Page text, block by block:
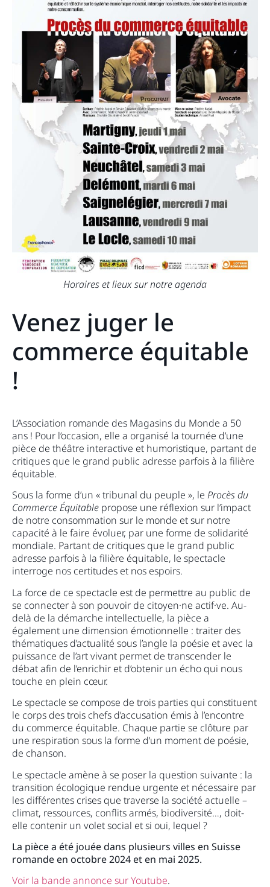
Horaires et lieux sur notre agenda
Venez juger le
commerce équitable
!
L’Association romande des Magasins du Monde a 50
ans ! Pour l’occasion, elle a organisé la tournée d’une
pièce de théâtre interactive et humoristique, partant de
critiques que le grand public adresse parfois à la filière
équitable.
Sous la forme d’un « tribunal du peuple », le Procès du
Commerce Équitable propose une réflexion sur l’impact
de notre consommation sur le monde et sur notre
capacité à le faire évoluer, par une forme de solidarité
mondiale. Partant de critiques que le grand public
adresse parfois à la filière équitable, le spectacle
interroge nos certitudes et nos espoirs.
La force de ce spectacle est de permettre au public de
se connecter à son pouvoir de citoyen·ne actif·ve. Au-
delà de la démarche intellectuelle, la pièce a
également une dimension émotionnelle : traiter des
thématiques d’actualité sous l’angle la poésie et avec la
puissance de l’art vivant permet de transcender le
débat afin de l’enrichir et d’obtenir un écho qui nous
touche en plein cœur.
Le spectacle se compose de trois parties qui constituent
le corps des trois chefs d’accusation émis à l’encontre
du commerce équitable. Chaque partie se clôture par
une respiration sous la forme d’un moment de poésie,
de chanson.
Le spectacle amène à se poser la question suivante : la
transition écologique rendue urgente et nécessaire par
les différentes crises que traverse la société actuelle –
climat, ressources, conflits armés, biodiversité…, doit-
elle contenir un volet social et si oui, lequel ?
La pièce a été jouée dans plusieurs villes en Suisse
romande en octobre 2024 et en mai 2025.
Voir la bande annonce sur Youtube.